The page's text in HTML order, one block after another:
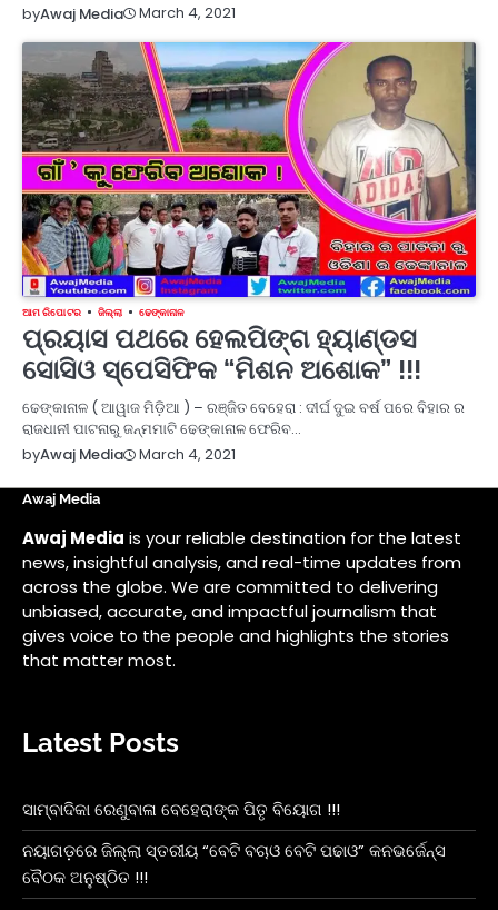
byAwaj Media March 4, 2021
ଆମ ରିପୋଟର ଜିଲ୍ଲା ଢେଙ୍କାନାଳ
ପ୍ରୟାସ ପଥରେ ହେଲପିଙ୍ଗ ହ୍ୟାଣ୍ଡସ
ସୋସିଓ ସ୍ପେସିଫିକ “ମିଶନ ଅଶୋକ” !!!
ଢେଙ୍କାନାଳ ( ଆୱାଜ ମିଡ଼ିଆ ) – ରଞ୍ଜିତ ବେହେରା : ଦୀର୍ଘ ଦୁଇ ବର୍ଷ ପରେ ବିହାର ର
ରାଜଧାନୀ ପାଟନାରୁ ଜନ୍ମମାଟି ଢେଙ୍କାନାଳ ଫେରିବ…
byAwaj Media March 4, 2021
Awaj Media
Awaj Media is your reliable destination for the latest
news, insightful analysis, and real-time updates from
across the globe. We are committed to delivering
unbiased, accurate, and impactful journalism that
gives voice to the people and highlights the stories
that matter most.
Latest Posts
ସାମ୍ବାଦିକା ରେଣୁବାଳା ବେହେରାଙ୍କ ପିତୃ ବିୟୋଗ !!!
ନୟାଗଡ଼ରେ ଜିଲ୍ଲା ସ୍ତରୀୟ “ବେଟି ବଚାଓ ବେଟି ପଢାଓ” କନଭର୍ଜେନ୍ସ
ବୈଠକ ଅନୁଷ୍ଠିତ !!!